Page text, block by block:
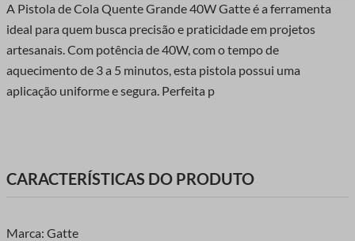
A Pistola de Cola Quente Grande 40W Gatte é a ferramenta
ideal para quem busca precisão e praticidade em projetos
artesanais. Com potência de 40W, com o tempo de
aquecimento de 3 a 5 minutos, esta pistola possui uma
aplicação uniforme e segura. Perfeita p
CARACTERÍSTICAS DO PRODUTO
Marca: Gatte